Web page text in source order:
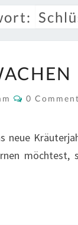
Comments
0 Comment
neue
möchtest,